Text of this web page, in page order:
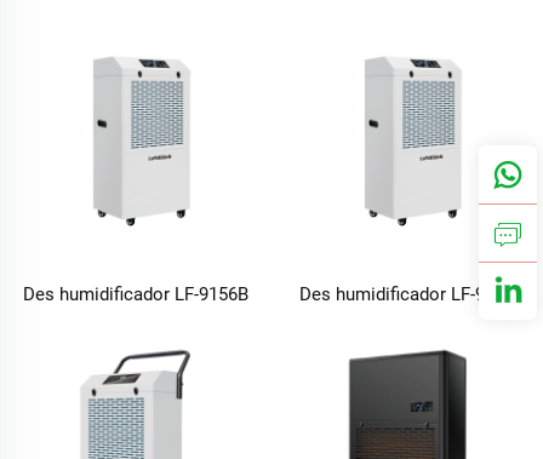
Des humidificador LF-9156B Des humidificador LF-990B